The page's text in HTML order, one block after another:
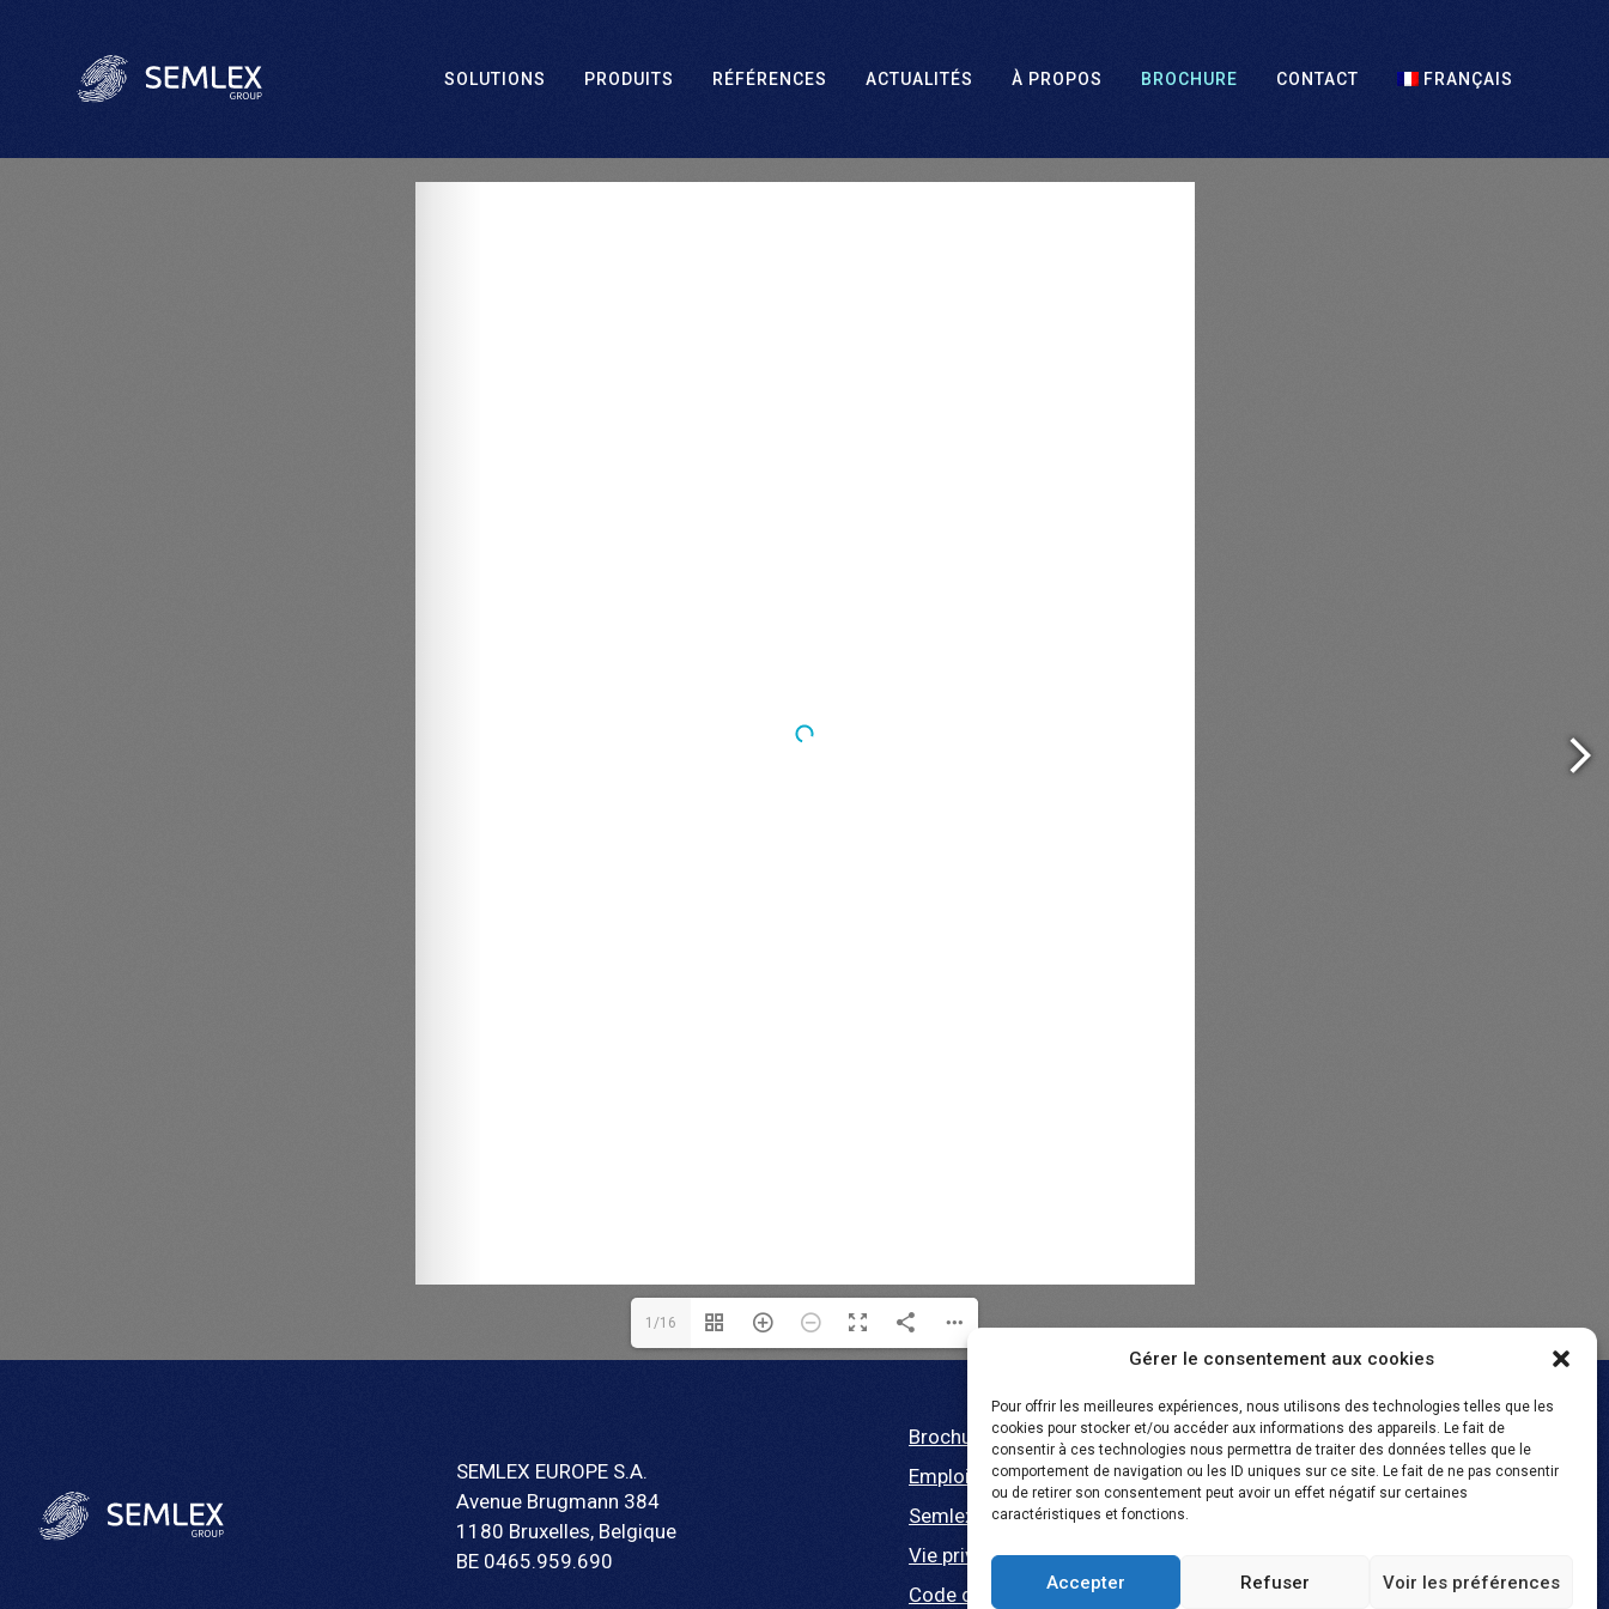
Gérer le consentement aux cookies
Pour offrir les meilleures expériences, nous utilisons des technologies telles que les
cookies pour stocker et/ou accéder aux informations des appareils. Le fait de
consentir à ces technologies nous permettra de traiter des données telles que le
comportement de navigation ou les ID uniques sur ce site. Le fait de ne pas consentir
ou de retirer son consentement peut avoir un effet négatif sur certaines
caractéristiques et fonctions.
Accepter Refuser Voir les préférences
SOLUTIONS PRODUITS RÉFÉRENCES ACTUALITÉS À PROPOS BROCHURE CONTACT FRANÇAIS
1/16
SEMLEX EUROPE S.A.
Avenue Brugmann 384
1180 Bruxelles, Belgique
BE 0465.959.690
Brochure
Emploi
Semlex For Education
Vie privée
Code de conduite